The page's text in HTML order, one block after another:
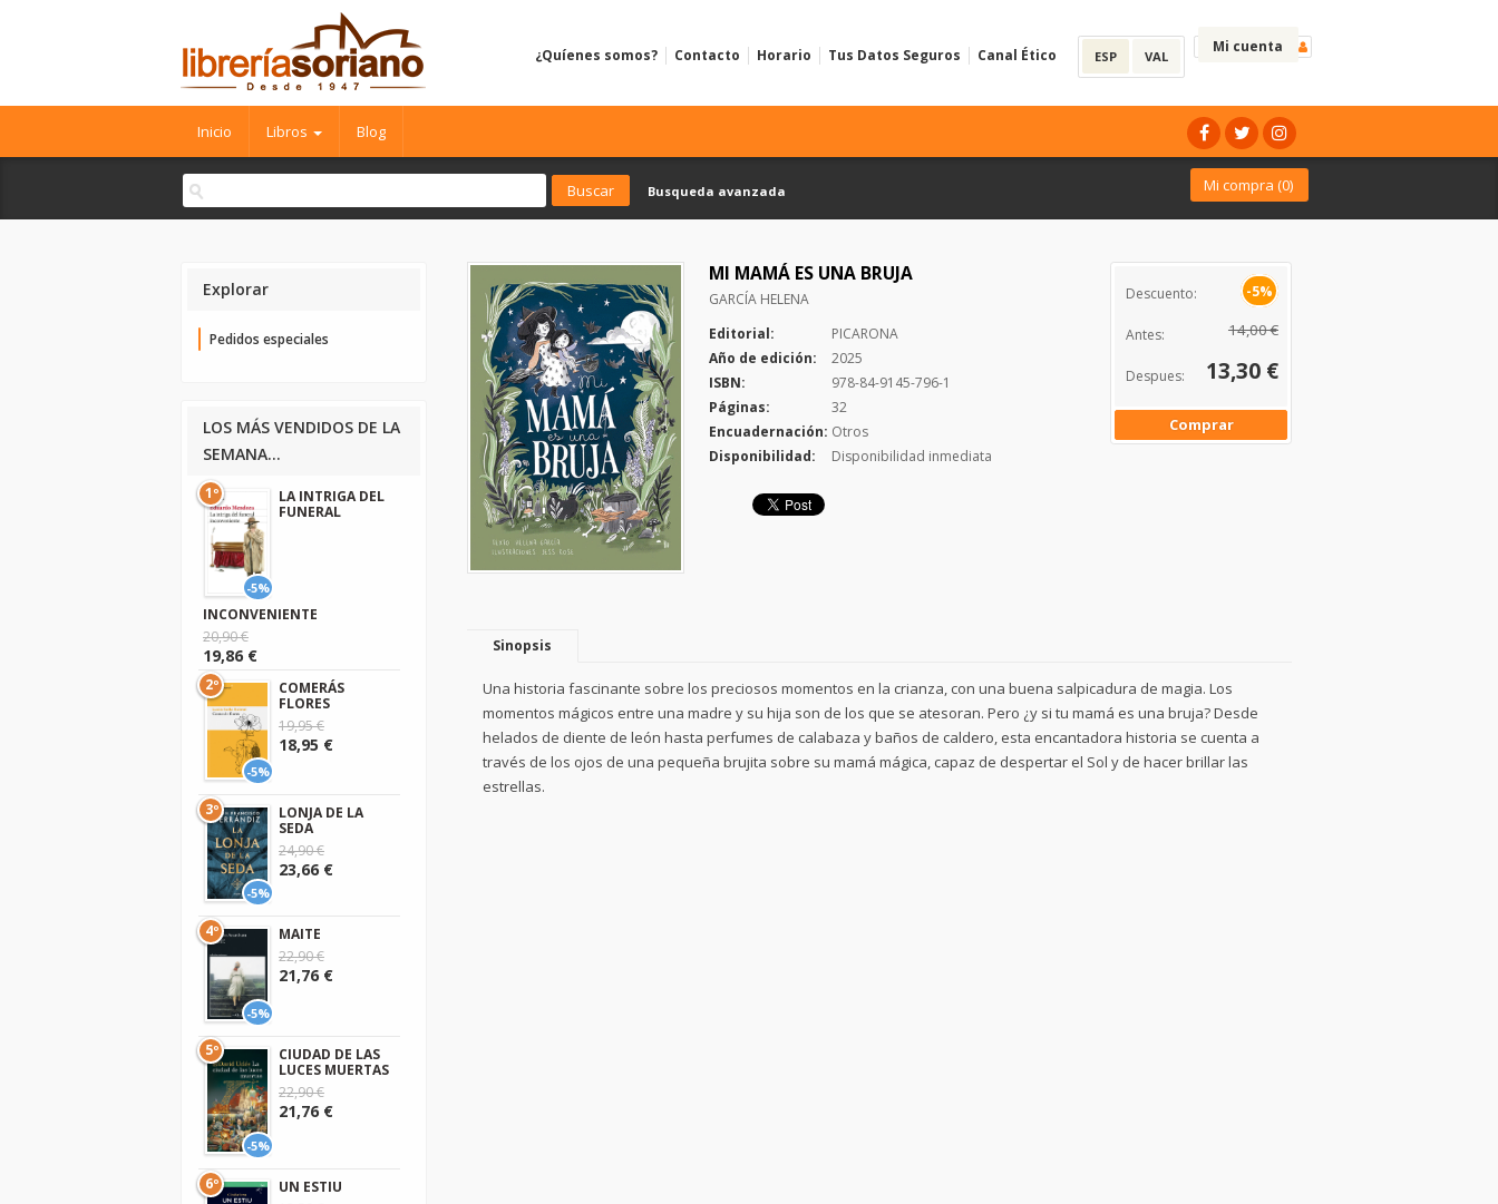
Mi cuenta
ESP VAL
¿Quíenes somos? Contacto Horario Tus Datos Seguros Canal Ético
Inicio Libros Blog
Busqueda avanzada Mi compra (0)
MI MAMÁ ES UNA BRUJA
GARCÍA HELENA
Editorial:
PICARONA
Año de edición:
2025
ISBN:
978-84-9145-796-1
Páginas:
32
Encuadernación: Otros
Disponibilidad:
Disponibilidad inmediata
Descuento: -5%
Antes: 14,00 €
Despues: 13,30 €
Comprar
Sinopsis
Una historia fascinante sobre los preciosos momentos en la crianza, con una buena salpicadura de magia. Los
momentos mágicos entre una madre y su hija son de los que se atesoran. Pero ¿y si tu mamá es una bruja? Desde
helados de diente de león hasta perfumes de calabaza y baños de caldero, esta encantadora historia se cuenta a
través de los ojos de una pequeña brujita sobre su mamá mágica, capaz de despertar el Sol y de hacer brillar las
estrellas.
Explorar
Pedidos especiales
LOS MÁS VENDIDOS DE LA
SEMANA...
-5%
1º
LA INTRIGA DEL
FUNERAL
INCONVENIENTE
20,90 €
19,86 €
-5%
2º
COMERÁS
FLORES
19,95 €
18,95 €
-5%
3º
LONJA DE LA
SEDA
24,90 €
23,66 €
-5%
4º
MAITE
22,90 €
21,76 €
-5%
5º
CIUDAD DE LAS
LUCES MUERTAS
22,90 €
21,76 €
6º
UN ESTIU